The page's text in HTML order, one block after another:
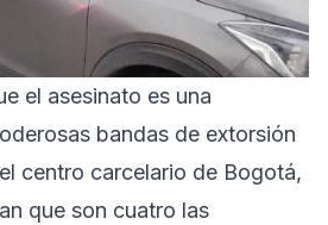
el asesinato es una
bandas de extorsión
centro carcelario de Bogotá,
que son cuatro las